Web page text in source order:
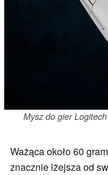
Mysz do gier
Ważąca około 60
znacznie lżejsza od